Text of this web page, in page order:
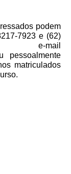
podem
7923 e (62)
mail
pessoalmente
matriculados